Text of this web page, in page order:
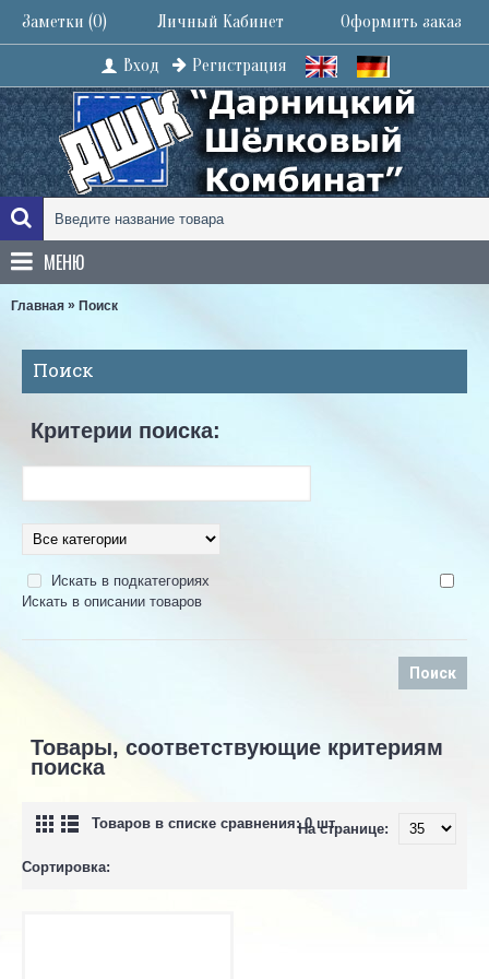
Заметки (0) Личный Кабинет Оформить заказ
Вход Регистрация
МЕНЮ
Главная » Поиск
Поиск
Критерии поиска:
Искать в подкатегориях
Искать в описании товаров
Товары, соответствующие критериям
поиска
Товаров в списке сравнения: 0 шт.На странице:
Сортировка: